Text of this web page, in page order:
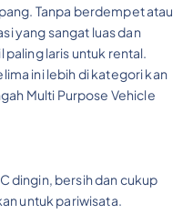
Tanpa berdempet atau
yang sangat luas dan
paling laris untuk rental.
ini lebih di kategori kan
Multi Purpose Vehicle
dingin, bersih dan cukup
untuk pariwisata.